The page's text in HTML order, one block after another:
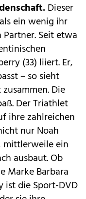
Dieser
ein wenig ihr
Seit etwa
(33) liiert. Er,
– so sieht
Die
Der Triathlet
ihre zahlreichen
nur Noah
mittlerweile ein
ausbaut. Ob
Marke Barbara
ist die Sport-DVD